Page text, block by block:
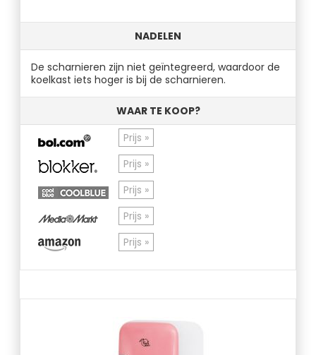
NADELEN
De scharnieren zijn niet geïntegreerd, waardoor de
koelkast iets hoger is bij de scharnieren.
WAAR TE KOOP?
Prijs »
Prijs »
Prijs »
Prijs »
Prijs »